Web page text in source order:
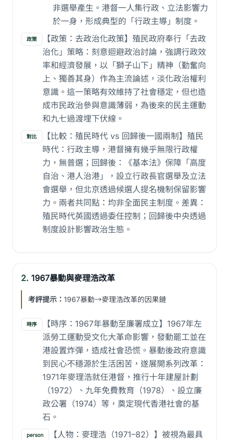
非選舉產生。港督一人集行政、立法影響力
於一身，形成典型的「行政主導」制度。
政策
【政策：去政治化政策】殖民政府奉行「去政
治化」策略：刻意迴避政治討論，強調行政效
率和經濟發展，以「獅子山下」精神（勤奮向
上、獨善其身）作為主流論述，淡化政治權利
意識。這一策略有效維持了社會穩定，但也造
成市民政治參與意識薄弱，為後來的民主運動
和九七過渡埋下伏線。
對比
【比較：殖民時代 vs 回歸後一國兩制】殖民
時代：行政主導，港督擁有幾乎無限行政權
力，無普選；回歸後：《基本法》保障「高度
自治、港人治港」，設立行政長官選舉及立法
會選舉，但北京透過候選人提名機制保留影響
力。兩者共同點：均非全面民主制度。差異：
殖民時代英國透過委任控制；回歸後中央透過
制度設計影響政治生態。
2. 1967暴動與麥理浩改革
考評提示： 1967暴動→麥理浩改革的因果鏈
時序
【時序：1967年暴動至廉署成立】1967年左
派勞工運動受文化大革命影響，發動罷工並在
港設置炸彈，造成社會恐慌。暴動後政府意識
到民心不穩源於生活困苦，遂展開系列改革：
1971年麥理浩就任港督，推行十年建屋計劃
（1972）、九年免費教育（1978）、設立廉
政公署（1974）等，奠定現代香港社會的基
石。
person
【人物：麥理浩（1971–82）】被視為最具